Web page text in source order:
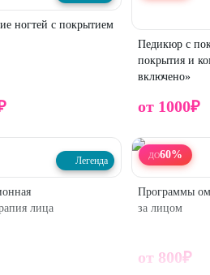
ногтей с покрытием
Педикюр с
покрытия и
включено»
от 1000₽
Легенда
лица
ДО60%
Программы
за лицом
от 800₽